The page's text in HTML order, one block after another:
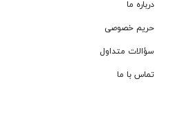
درباره ما
حریم خصوصی
سؤالات متداول
تماس با ما